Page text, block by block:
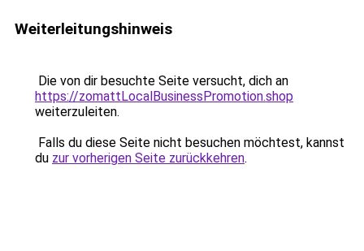
Weiterleitungshinweis
Die von dir besuchte Seite versucht, dich an
https://zomattLocalBusinessPromotion.shop
weiterzuleiten.
Falls du diese Seite nicht besuchen möchtest, kannst
du zur vorherigen Seite zurückkehren.